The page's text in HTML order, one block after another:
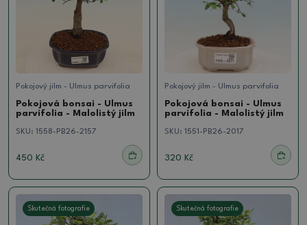
Pokojový jilm - Ulmus parvifolia
Pokojová bonsai - Ulmus
parvifolia - Malolistý jilm
SKU: 1558-PB26-2157
450 Kč
Pokojový jilm - Ulmus parvifolia
Pokojová bonsai - Ulmus
parvifolia - Malolistý jilm
SKU: 1551-PB26-2017
320 Kč
Skutečná fotografie Skutečná fotografie